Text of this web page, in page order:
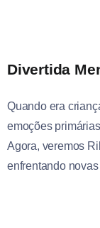
Divertida
Quando era
emoções
Agora, veremos
enfrentando